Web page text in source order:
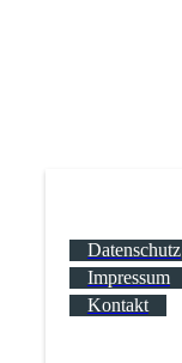
Datenschutz
Impressum
Kontakt